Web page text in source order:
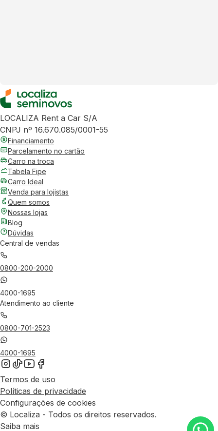
LOCALIZA Rent a Car S/A
CNPJ nº 16.670.085/0001-55
Financiamento
Parcelamento no cartão
Carro na troca
Tabela Fipe
Carro Ideal
Venda para lojistas
Quem somos
Nossas lojas
Blog
Dúvidas
Central de vendas
0800-200-2000
4000-1695
Atendimento ao cliente
0800-701-2523
4000-1695
Termos de uso
Políticas de privacidade
Configurações de cookies
© Localiza - Todos os direitos reservados.
Saiba mais